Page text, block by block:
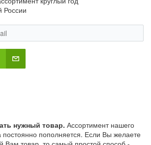
России
нужный товар. Ассортимент нашего
постоянно пополняется. Если Вы желаете